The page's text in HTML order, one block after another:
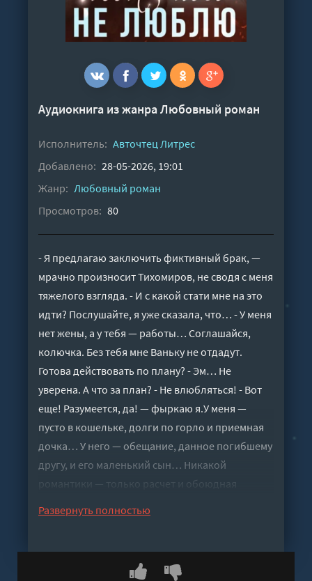
Аудиокнига из жанраЛюбовный роман
Исполнитель: Авточтец Литрес
Добавлено: 28-05-2026, 19:01
Жанр: Любовный роман
Просмотров: 80
- Я предлагаю заключить фиктивный брак, —
мрачно произносит Тихомиров, не сводя с меня
тяжелого взгляда. - И с какой стати мне на это
идти? Послушайте, я уже сказала, что… - У меня
нет жены, а у тебя — работы… Соглашайся,
колючка. Без тебя мне Ваньку не отдадут.
Готова действовать по плану? - Эм… Не
уверена. А что за план? - Не влюбляться! - Вот
еще! Разумеется, да! — фыркаю я.У меня —
пусто в кошельке, долги по горло и приемная
дочка… У него — обещание, данное погибшему
другу, и его маленький сын… Никакой
романтики — только расчет и обоюдная
одной крышей — двум взрослым, двум детям и
Дети не знают правил взрослых игр и не
Развернуть полностью